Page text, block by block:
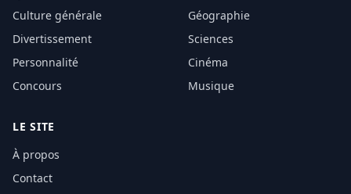
Culture générale
Divertissement
Personnalité
Concours
Géographie
Sciences
Cinéma
Musique
LE SITE
À propos
Contact